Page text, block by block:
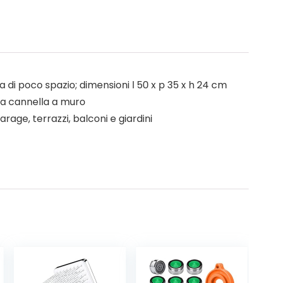
poco spazio; dimensioni l 50 x p 35 x h 24 cm
cannella a muro
terrazzi, balconi e giardini